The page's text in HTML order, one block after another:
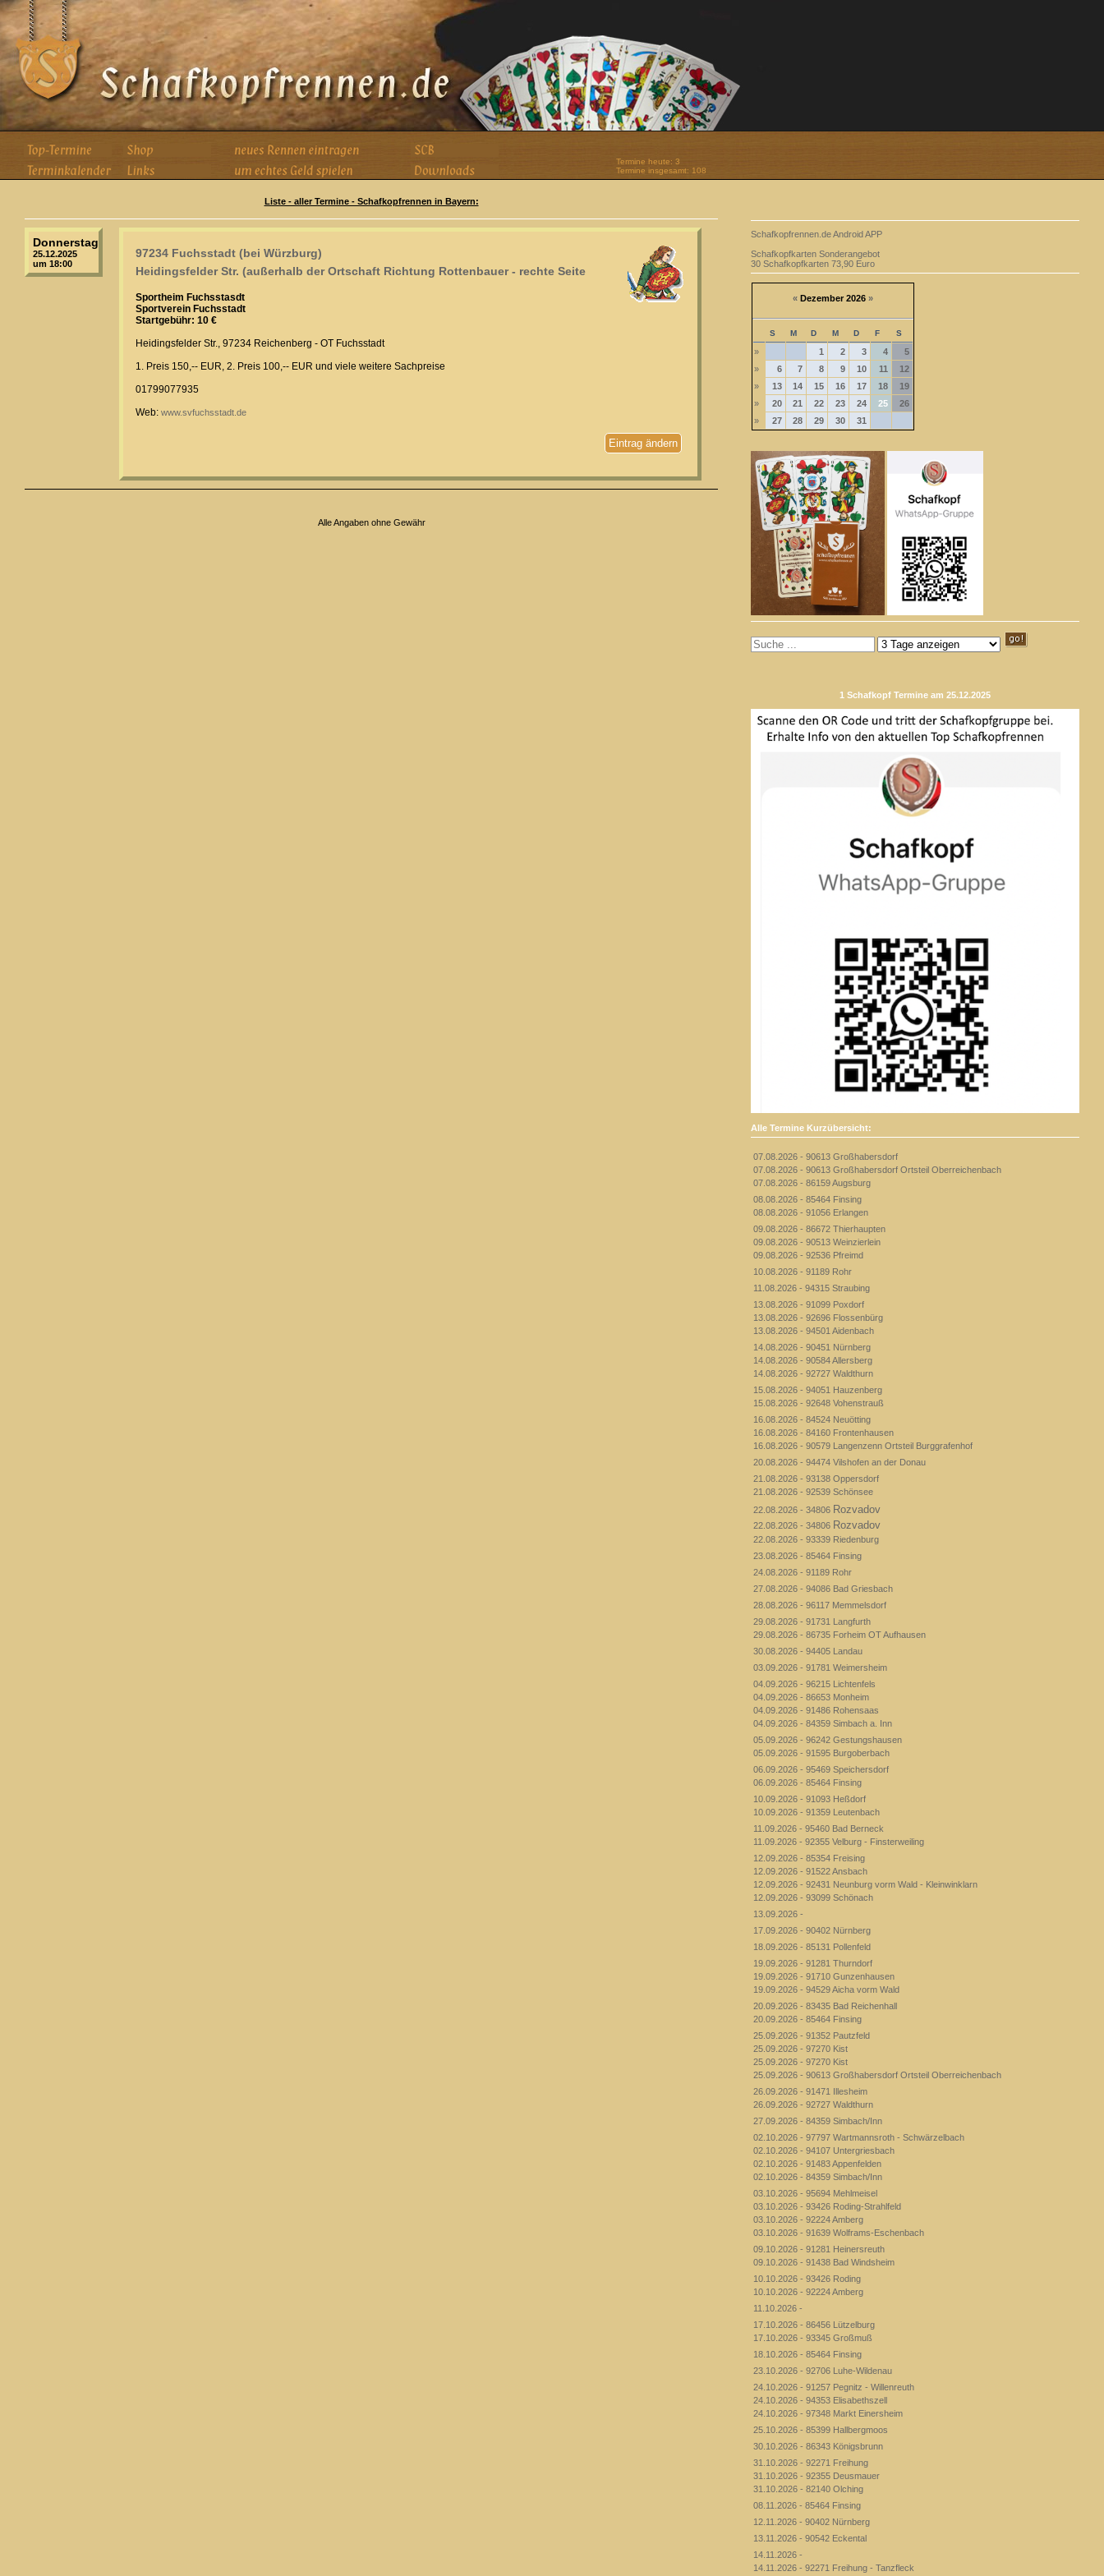
Termine heute: 3
Termine insgesamt: 108
Liste - aller Termine - Schafkopfrennen in Bayern:
Donnerstag
25.12.2025
um 18:00
97234 Fuchsstadt (bei Würzburg)
Heidingsfelder Str. (außerhalb der Ortschaft Richtung Rottenbauer - rechte Seite
Sportheim Fuchsstasdt
Sportverein Fuchsstadt
Startgebühr: 10 €
Heidingsfelder Str., 97234 Reichenberg - OT Fuchsstadt
1. Preis 150,-- EUR, 2. Preis 100,-- EUR und viele weitere Sachpreise
01799077935
Web: www.svfuchsstadt.de
Eintrag ändern
Alle Angaben ohne Gewähr
Schafkopfrennen.de Android APP
Schafkopfkarten Sonderangebot
30 Schafkopfkarten 73,90 Euro
« Dezember 2026 »
S M D M D F S
» 1 2 3 4
5
»
6 7 8 9 10 11
12
»
13 14 15 16 17 18
19
»
20 21 22 23 24 25
26
»
27 28 29 30 31
1 Schafkopf Termine am 25.12.2025
Alle Termine Kurzübersicht:
07.08.2026 - 90613 Großhabersdorf
07.08.2026 - 90613 Großhabersdorf Ortsteil Oberreichenbach
07.08.2026 - 86159 Augsburg
08.08.2026 - 85464 Finsing
08.08.2026 - 91056 Erlangen
09.08.2026 - 86672 Thierhaupten
09.08.2026 - 90513 Weinzierlein
09.08.2026 - 92536 Pfreimd
10.08.2026 - 91189 Rohr
11.08.2026 - 94315 Straubing
13.08.2026 - 91099 Poxdorf
13.08.2026 - 92696 Flossenbürg
13.08.2026 - 94501 Aidenbach
14.08.2026 - 90451 Nürnberg
14.08.2026 - 90584 Allersberg
14.08.2026 - 92727 Waldthurn
15.08.2026 - 94051 Hauzenberg
15.08.2026 - 92648 Vohenstrauß
16.08.2026 - 84524 Neuötting
16.08.2026 - 84160 Frontenhausen
16.08.2026 - 90579 Langenzenn Ortsteil Burggrafenhof
20.08.2026 - 94474 Vilshofen an der Donau
21.08.2026 - 93138 Oppersdorf
21.08.2026 - 92539 Schönsee
22.08.2026 - 34806 Rozvadov
22.08.2026 - 34806 Rozvadov
22.08.2026 - 93339 Riedenburg
23.08.2026 - 85464 Finsing
24.08.2026 - 91189 Rohr
27.08.2026 - 94086 Bad Griesbach
28.08.2026 - 96117 Memmelsdorf
29.08.2026 - 91731 Langfurth
29.08.2026 - 86735 Forheim OT Aufhausen
30.08.2026 - 94405 Landau
03.09.2026 - 91781 Weimersheim
04.09.2026 - 96215 Lichtenfels
04.09.2026 - 86653 Monheim
04.09.2026 - 91486 Rohensaas
04.09.2026 - 84359 Simbach a. Inn
05.09.2026 - 96242 Gestungshausen
05.09.2026 - 91595 Burgoberbach
06.09.2026 - 95469 Speichersdorf
06.09.2026 - 85464 Finsing
10.09.2026 - 91093 Heßdorf
10.09.2026 - 91359 Leutenbach
11.09.2026 - 95460 Bad Berneck
11.09.2026 - 92355 Velburg - Finsterweiling
12.09.2026 - 85354 Freising
12.09.2026 - 91522 Ansbach
12.09.2026 - 92431 Neunburg vorm Wald - Kleinwinklarn
12.09.2026 - 93099 Schönach
13.09.2026 -
17.09.2026 - 90402 Nürnberg
18.09.2026 - 85131 Pollenfeld
19.09.2026 - 91281 Thurndorf
19.09.2026 - 91710 Gunzenhausen
19.09.2026 - 94529 Aicha vorm Wald
20.09.2026 - 83435 Bad Reichenhall
20.09.2026 - 85464 Finsing
25.09.2026 - 91352 Pautzfeld
25.09.2026 - 97270 Kist
25.09.2026 - 97270 Kist
25.09.2026 - 90613 Großhabersdorf Ortsteil Oberreichenbach
26.09.2026 - 91471 Illesheim
26.09.2026 - 92727 Waldthurn
27.09.2026 - 84359 Simbach/Inn
02.10.2026 - 97797 Wartmannsroth - Schwärzelbach
02.10.2026 - 94107 Untergriesbach
02.10.2026 - 91483 Appenfelden
02.10.2026 - 84359 Simbach/Inn
03.10.2026 - 95694 Mehlmeisel
03.10.2026 - 93426 Roding-Strahlfeld
03.10.2026 - 92224 Amberg
03.10.2026 - 91639 Wolframs-Eschenbach
09.10.2026 - 91281 Heinersreuth
09.10.2026 - 91438 Bad Windsheim
10.10.2026 - 93426 Roding
10.10.2026 - 92224 Amberg
11.10.2026 -
17.10.2026 - 86456 Lützelburg
17.10.2026 - 93345 Großmuß
18.10.2026 - 85464 Finsing
23.10.2026 - 92706 Luhe-Wildenau
24.10.2026 - 91257 Pegnitz - Willenreuth
24.10.2026 - 94353 Elisabethszell
24.10.2026 - 97348 Markt Einersheim
25.10.2026 - 85399 Hallbergmoos
30.10.2026 - 86343 Königsbrunn
31.10.2026 - 92271 Freihung
31.10.2026 - 92355 Deusmauer
31.10.2026 - 82140 Olching
08.11.2026 - 85464 Finsing
12.11.2026 - 90402 Nürnberg
13.11.2026 - 90542 Eckental
14.11.2026 -
14.11.2026 - 92271 Freihung - Tanzfleck